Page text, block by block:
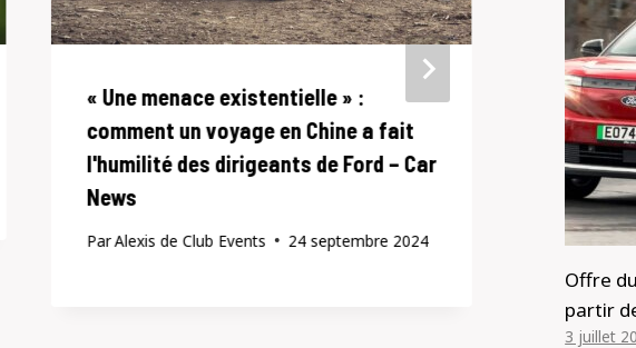
« Une menace existentielle » :
comment un voyage en Chine a fait
l'humilité des dirigeants de Ford – Car
News
ParAlexis de Club Events 24 septembre 2024
Ditchs
ParAlexis
Offre
partir
3 juillet